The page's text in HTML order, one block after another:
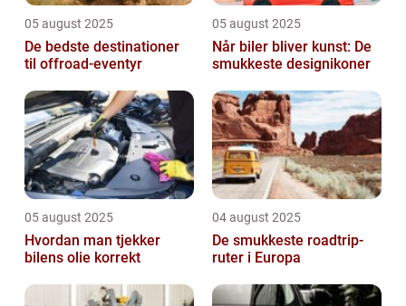
05 august 2025
De bedste destinationer
til offroad-eventyr
05 august 2025
Når biler bliver kunst: De
smukkeste designikoner
05 august 2025
Hvordan man tjekker
bilens olie korrekt
04 august 2025
De smukkeste roadtrip-
ruter i Europa